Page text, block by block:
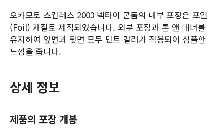
오카모토 스킨레스 2000 넥타이 콘돔의 내부 포장은 포일
(Foil) 재질로 제작되었습니다. 외부 포장과 톤 앤 매너를
유지하여 앞면과 뒷면 모두 민트 컬러가 적용되어 심플한
느낌을 줍니다.
상세 정보
제품의 포장 개봉